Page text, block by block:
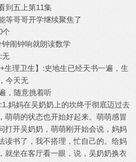
到五上第11集
等哥哥开学继续聚焦了
个
闹钟响就朗读数学
无
生理卫生】:史地生已经天书一遍，生
今天无
，随意挑着听
妈妈在吴奶奶上的坎终于彻底迈过去
萌萌的状态也开始好起来。萌萌感冒
打开吴奶奶，萌萌刚开始会说，妈妈
读书了，我不搭理，忙自己的。给妈
就坐在客厅看一眼，说，吴奶奶换衣